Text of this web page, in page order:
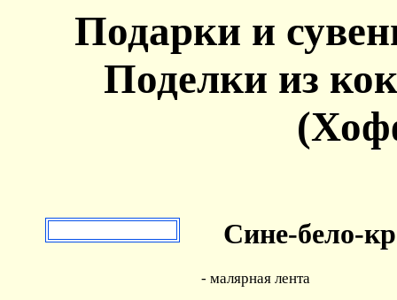
Подарки и
Поделки из
Сине-бело-
- малярная лента